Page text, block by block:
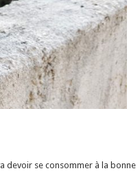
devoir se consommer à la bonne